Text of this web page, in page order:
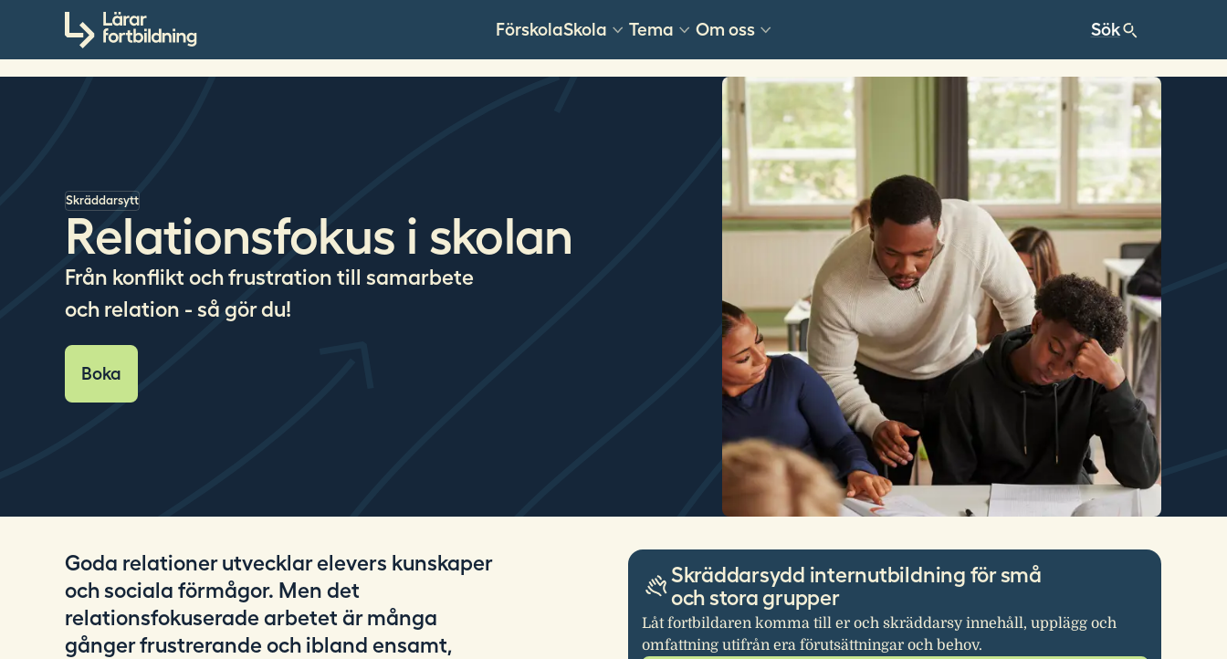
Till innehållet FörskolaSkola Tema Om oss
p
s
Skräddarsytt
Relationsfokus i skolan
Från konflikt och frustration till samarbete
och relation - så gör du!
Boka
Goda relationer utvecklar elevers kunskaper
och sociala förmågor. Men det
relationsfokuserade arbetet är många
gånger frustrerande och ibland ensamt,
Skräddarsydd internutbildning för små
och stora grupper
Låt fortbildaren komma till er och skräddarsy innehåll, upplägg och
omfattning utifrån era förutsättningar och behov.